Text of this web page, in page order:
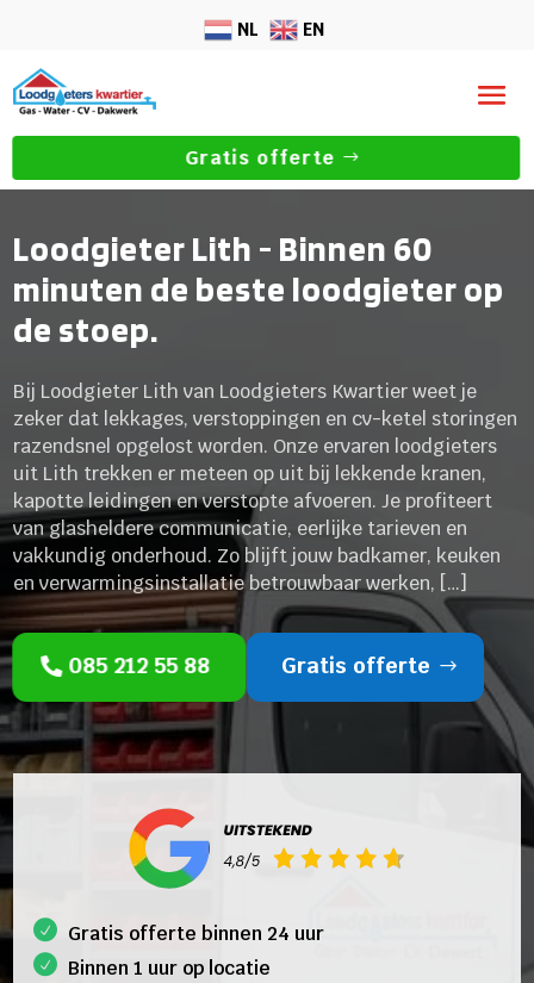
NL EN
Gratis offerte
Loodgieter Lith - Binnen 60
minuten de beste loodgieter op
de stoep.
Bij Loodgieter Lith van Loodgieters Kwartier weet je
zeker dat lekkages, verstoppingen en cv-ketel storingen
razendsnel opgelost worden. Onze ervaren loodgieters
uit Lith trekken er meteen op uit bij lekkende kranen,
kapotte leidingen en verstopte afvoeren. Je profiteert
van glasheldere communicatie, eerlijke tarieven en
vakkundig onderhoud. Zo blijft jouw badkamer, keuken
en verwarmingsinstallatie betrouwbaar werken, […]
085 212 55 88 Gratis offerte
Gratis offerte binnen 24 uur
Binnen 1 uur op locatie